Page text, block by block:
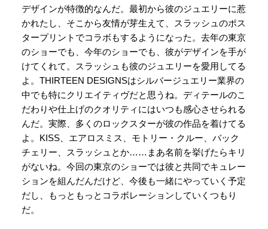
デザインが特徴的なんだ。最初から彼のジュエリーに惹
かれたし、そこから友情が芽生えて、スラッシュのポス
タープリントでコラボもするようになった。去年の東京
のショーでも、今年のショーでも、彼がデザインを手が
けてくれて。スラッシュも彼のジュエリーを愛用してる
よ。THIRTEEN DESIGNSはシルバージュエリー業界の
中でも特にクリエイティヴだと思うね。ディテールのこ
だわりや仕上げのクオリティにはいつも感心させられる
んだ。実際、多くのロックスターが彼の作品を着けてる
よ。KISS、エアロスミス、モトリー・クルー、バック
チェリー、スラッシュとか……まあ名前を挙げたらキリ
がないね。今回の東京のショーでは彼と共同でキュレー
ションを組んだんだけど、今後も一緒にやっていく予定
だし、もっともっとコラボレーションしていくつもり
だ。